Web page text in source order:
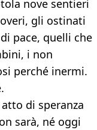
nove sentieri
gli ostinati
pace, quelli che
i non
perché inermi.
di speranza
sarà, né oggi